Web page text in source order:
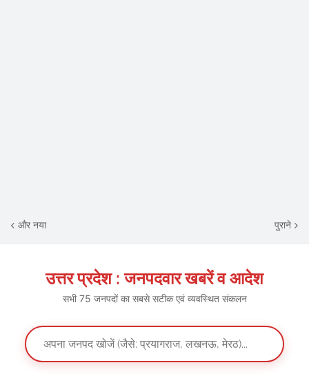
और नया पुराने
उत्तर प्रदेश : जनपदवार खबरें व आदेश
सभी 75 जनपदों का सबसे सटीक एवं व्यवस्थित संकलन